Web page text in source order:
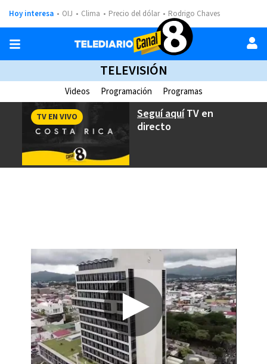
Hoy interesa OIJ Clima Precio del dólar Rodrigo Chaves
TELEVISIÓN
Videos Programación Programas
Seguí aquíTV en
directo
TV EN VIVO